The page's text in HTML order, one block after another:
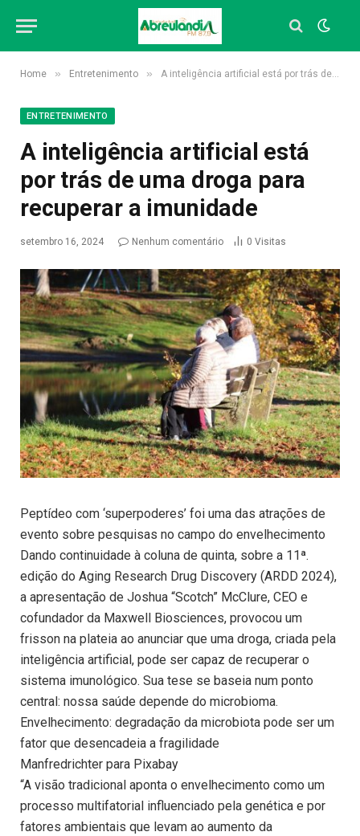
Home » Entretenimento » A inteligência artificial está por trás de uma droga para recuperar a imunidade
ENTRETENIMENTO
A inteligência artificial está
por trás de uma droga para
recuperar a imunidade
setembro 16, 2024 Nenhum comentário 0 Visitas
Peptídeo com ‘superpoderes’ foi uma das atrações de
evento sobre pesquisas no campo do envelhecimento
Dando continuidade à coluna de quinta, sobre a 11ª.
edição do Aging Research Drug Discovery (ARDD 2024),
a apresentação de Joshua “Scotch” McClure, CEO e
cofundador da Maxwell Biosciences, provocou um
frisson na plateia ao anunciar que uma droga, criada pela
inteligência artificial, pode ser capaz de recuperar o
sistema imunológico. Sua tese se baseia num ponto
central: nossa saúde depende do microbioma.
Envelhecimento: degradação da microbiota pode ser um
fator que desencadeia a fragilidade
Manfredrichter para Pixabay
“A visão tradicional aponta o envelhecimento como um
processo multifatorial influenciado pela genética e por
fatores ambientais que levam ao aumento da